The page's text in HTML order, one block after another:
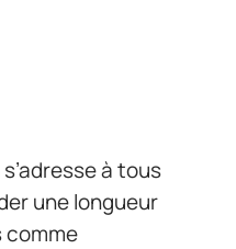
à tous
une longueur
comme